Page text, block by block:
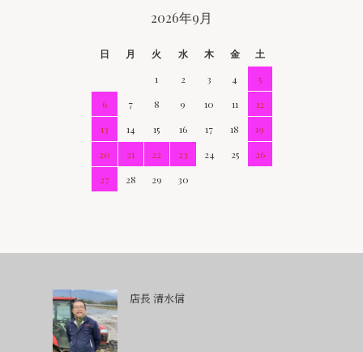
2026年9月
日 月 火 水 木 金
土
1
2 3 4
5
6
7 8 9 10 11
12
13
14 15 16 17 18
19
20
21 22 23 24 25
26
27
28 29 30
店長 清水信